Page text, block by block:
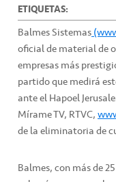
ETIQUETAS:
Balmes Sistemas
oficial de material de
empresas más
partido que medirá
ante el Hapoel
Mírame TV, RTVC,
de la eliminatoria de
Balmes, con más de